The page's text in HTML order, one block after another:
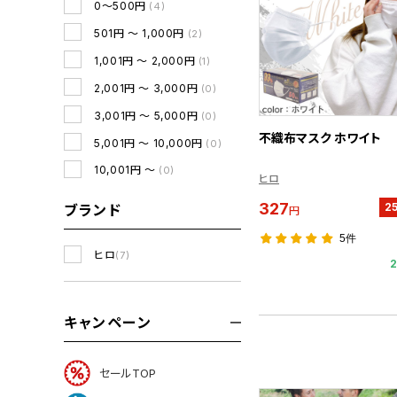
0～500円 (4)
501円 ～ 1,000円 (2)
1,001円 ～ 2,000円 (1)
2,001円 ～ 3,000円 (0)
3,001円 ～ 5,000円 (0)
5,001円 ～ 10,000円 (0)
10,001円 ～ (0)
ブランド
ヒロ(7)
キャンペーン
セールTOP
不織布マスク ホワイト
ヒロ
327円
5件